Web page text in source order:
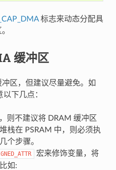
标志来动态分配具
缓冲区
区，但建议尽量避免。如
下几点：
则不建议将 DRAM 缓冲区
栈在 PSRAM 中，则必须执
个步骤。
宏来修饰变量，将
如: